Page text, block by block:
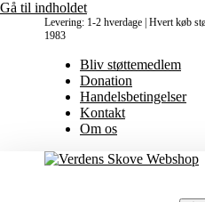
Gå til indholdet
Levering: 1-2 hverdage | Hvert køb
1983
Bliv støttemedlem
Donation
Handelsbetingelser
Kontakt
Om os